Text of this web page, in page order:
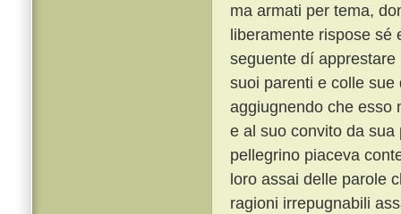
ma armati per tema,
liberamente rispose
seguente dí
suoi parenti e colle
aggiugnendo che esso
e al suo convito da
pellegrino piaceva
loro assai delle parole
ragioni irrepugnabili